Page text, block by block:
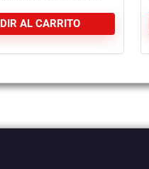
AL CARRITO